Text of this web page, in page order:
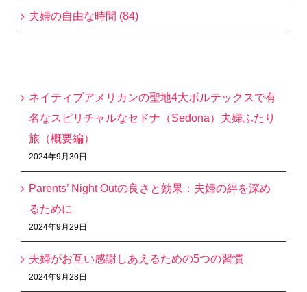
夫婦の自由な時間 (84)
ネイティブアメリカンの聖地4大ボルテックスで有
名なスピリチャルなセドナ（Sedona）夫婦ふたり
旅（概要編）
2024年9月30日
Parents’ Night Outの良さと効果：夫婦の絆を深め
るために
2024年9月29日
夫婦がお互い感謝しあえるための5つの習慣
2024年9月28日